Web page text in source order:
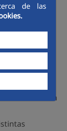
de las
de
de
capas
embebidos en